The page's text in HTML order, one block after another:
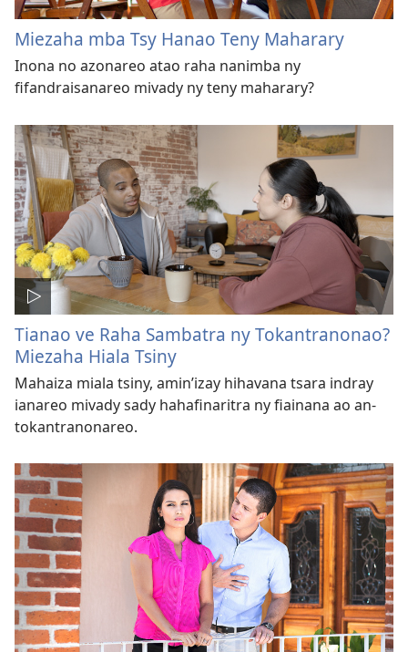
Miezaha mba Tsy Hanao Teny Maharary
Inona no azonareo atao raha nanimba ny
fifandraisanareo mivady ny teny maharary?
Tianao ve Raha Sambatra ny Tokantranonao?
Miezaha Hiala Tsiny
Mahaiza miala tsiny, amin’izay hihavana tsara indray
ianareo mivady sady hahafinaritra ny fiainana ao an-
tokantranonareo.